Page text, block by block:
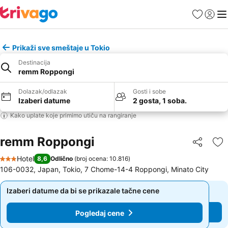
FavoritiPrijavi
Prikaži sve smeštaje u Tokio
Destinacija
remm Roppongi
Dolazak/odlazak
Izaberi datume
Gosti i sobe
2 gosta, 1 soba.
Kako uplate koje primimo utiču na rangiranje
remm Roppongi Deli
3 Zvezdice
Hotel 8,6 Odlično (broj ocena: 10.816)
106-0032, Japan, Tokio, 7 Chome-14-4 Roppongi, Minato City
Izaberi datume da bi se prikazale tačne cene
Pogledaj cene
Izaberi datume da bi se prikazale tačne cene
Pogledaj cene